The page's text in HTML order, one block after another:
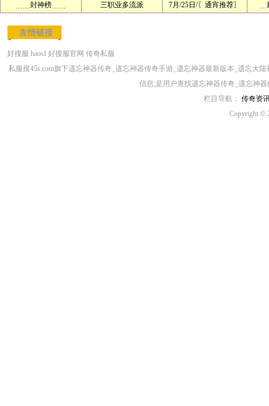
﹍﹍封神榜﹍﹍
三职业多流派 7月/25日/〖通宵推荐〗
友情链接
好搜服 haosf 好搜服官网 传奇私服
私服搜45s.com旗下遗忘神器传奇_遗忘神器传奇手游_遗忘神器最新版本_遗忘大
信息;是用户查找遗忘神器传奇_遗忘神
栏目导航： 传奇资
Copyright ©